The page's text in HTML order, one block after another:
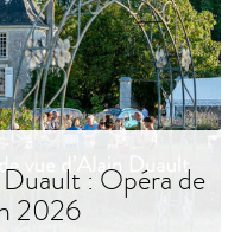
Duault : Opéra de
2026